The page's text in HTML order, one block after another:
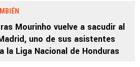
Mourinho vuelve a sacudir al
uno de sus asistentes
la Liga Nacional de Honduras